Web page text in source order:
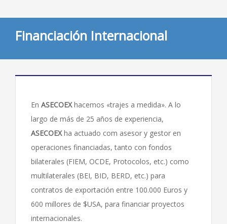
Financiación Internacional
En ASECOEXhacemos «trajes a medida». A lo
largo de más de 25 años de experiencia,
ASECOEXha actuado com asesor y gestor en
operaciones financiadas, tanto con fondos
bilaterales (FIEM, OCDE, Protocolos, etc.) como
multilaterales (BEI, BID, BERD, etc.) para
contratos de exportación entre 100.000 Euros y
600 millores de $USA, para financiar proyectos
internacionales.